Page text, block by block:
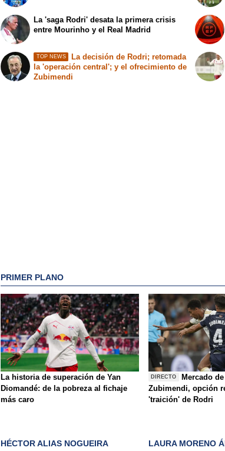
La 'saga Rodri' desata la primera crisis
entre Mourinho y el Real Madrid
TOP NEWS
La decisión de Rodri; retomada
la 'operación central'; y el ofrecimiento de
Zubimendi
PRIMER PLANO
La historia de superación de Yan
Diomandé: de la pobreza al fichaje
más caro
DIRECTO
Mercado
Zubimendi, opción
'traición' de Rodri
HÉCTOR ALIAS NOGUEIRA LAURA MORENO